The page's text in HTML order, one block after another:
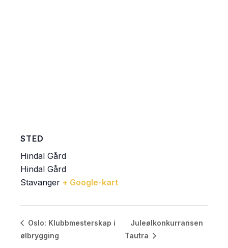
STED
Hindal Gård
Hindal Gård
Stavanger + Google-kart
Oslo: Klubbmesterskap i
ølbrygging
Juleølkonkurransen
Tautra